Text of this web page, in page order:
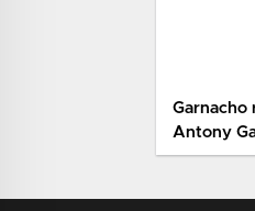
Garnacho
Antony